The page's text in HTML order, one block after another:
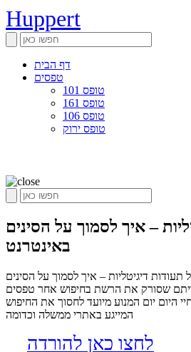
Huppert
דף הבית
טפסים
טופס 101
טופס 161
טופס 106
טופס ירוק
– איך לסמוך על הסינים
באינטרנט
דיגיטליות – איך לסמוך על הסינים
שסורק את הרשת בחיפוש אחר טפסים
היום יום המנוע מיועד לחסוך את החיפוש
המייגע באתרי ממשלה וכדומה
לחצו כאן להורדה